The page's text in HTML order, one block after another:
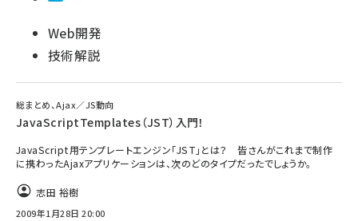
Web開発
技術解説
総まとめ、Ajax／JS動向
JavaScriptTemplates（JST）入門！
JavaScript用テンプレートエンジン「JST」とは？ 皆さんがこれまで制作
に携わったAjaxアプリケーションは、次のどのタイプだったでしょうか。
志田 裕樹
2009年1月28日 20:00